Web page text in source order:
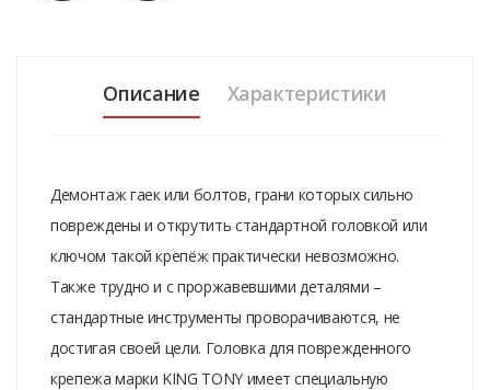
Описание Характеристики
Демонтаж гаек или болтов, грани которых сильно
повреждены и открутить стандартной головкой или
ключом такой крепёж практически невозможно.
Также трудно и с проржавевшими деталями –
стандартные инструменты проворачиваются, не
достигая своей цели. Головка для поврежденного
крепежа марки KING TONY имеет специальную